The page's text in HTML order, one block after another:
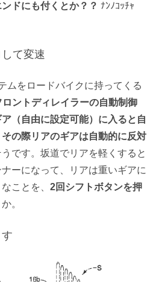
ドにも付くとか？？ ﾅﾝﾉｺｯﾁｬ
て変速
ムをロードバイクに持ってくる
ントディレイラーの自動制御
（自由に設定可能）に入ると自
の際リアのギアは自動的に反対
うです。坂道でリアを軽くすると
ーになって、リアは重いギアに
ことを、 2回シフトボタンを押
。